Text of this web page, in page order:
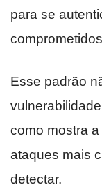
para se
Esse padrão
como mostra
ataques mais
detectar.